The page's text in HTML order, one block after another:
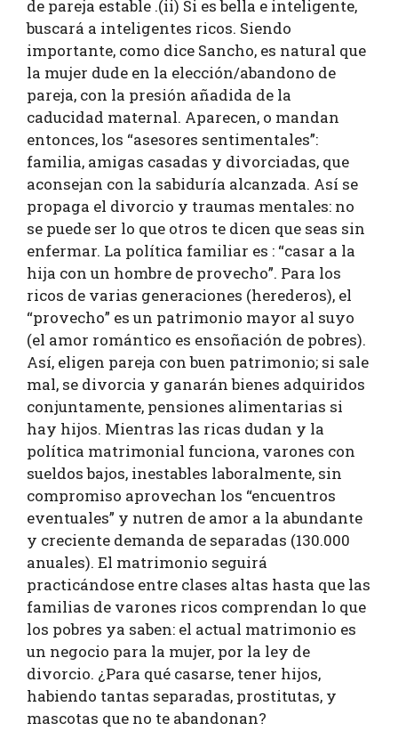
de pareja estable .(ii) Si es bella e inteligente,
buscará a inteligentes ricos. Siendo
importante, como dice Sancho, es natural que
la mujer dude en la elección/abandono de
pareja, con la presión añadida de la
caducidad maternal. Aparecen, o mandan
entonces, los “asesores sentimentales”:
familia, amigas casadas y divorciadas, que
aconsejan con la sabiduría alcanzada. Así se
propaga el divorcio y traumas mentales: no
se puede ser lo que otros te dicen que seas sin
enfermar. La política familiar es : “casar a la
hija con un hombre de provecho”. Para los
ricos de varias generaciones (herederos), el
“provecho” es un patrimonio mayor al suyo
(el amor romántico es ensoñación de pobres).
Así, eligen pareja con buen patrimonio; si sale
mal, se divorcia y ganarán bienes adquiridos
conjuntamente, pensiones alimentarias si
hay hijos. Mientras las ricas dudan y la
política matrimonial funciona, varones con
sueldos bajos, inestables laboralmente, sin
compromiso aprovechan los “encuentros
eventuales” y nutren de amor a la abundante
y creciente demanda de separadas (130.000
anuales). El matrimonio seguirá
practicándose entre clases altas hasta que las
familias de varones ricos comprendan lo que
los pobres ya saben: el actual matrimonio es
un negocio para la mujer, por la ley de
divorcio. ¿Para qué casarse, tener hijos,
habiendo tantas separadas, prostitutas, y
mascotas que no te abandonan?